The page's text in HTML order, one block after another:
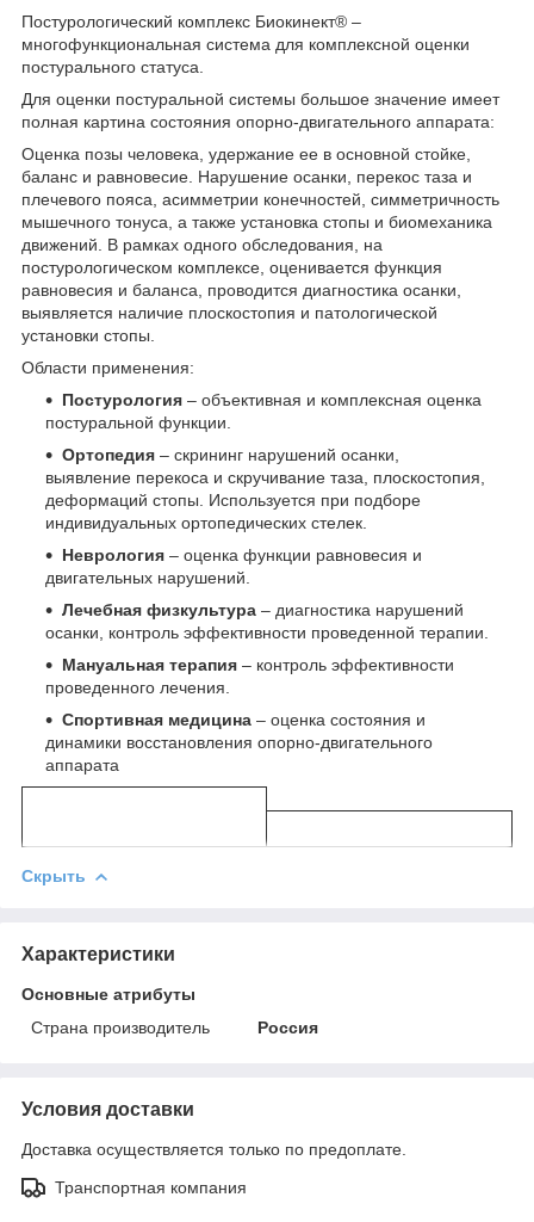
Постурологический комплекс Биокинект® –
многофункциональная система для комплексной оценки
постурального статуса.
Для оценки постуральной системы большое значение имеет
полная картина состояния опорно-двигательного аппарата:
Оценка позы человека, удержание ее в основной стойке,
баланс и равновесие. Нарушение осанки, перекос таза и
плечевого пояса, асимметрии конечностей, симметричность
мышечного тонуса, а также установка стопы и биомеханика
движений. В рамках одного обследования, на
постурологическом комплексе, оценивается функция
равновесия и баланса, проводится диагностика осанки,
выявляется наличие плоскостопия и патологической
установки стопы.
Области применения:
Постурология – объективная и комплексная оценка
постуральной функции.
Ортопедия – скрининг нарушений осанки,
выявление перекоса и скручивание таза, плоскостопия,
деформаций стопы. Используется при подборе
индивидуальных ортопедических стелек.
Неврология – оценка функции равновесия и
двигательных нарушений.
Лечебная физкультура – диагностика нарушений
осанки, контроль эффективности проведенной терапии.
Мануальная терапия – контроль эффективности
проведенного лечения.
Спортивная медицина – оценка состояния и
динамики восстановления опорно-двигательного
аппарата
Скрыть
Характеристики
Основные атрибуты
Страна производитель
Россия
Условия доставки
Доставка осуществляется только по предоплате.
Транспортная компания